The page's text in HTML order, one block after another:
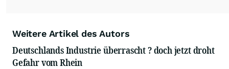
Weitere Artikel des Autors
Deutschlands Industrie überrascht ? doch jetzt droht
Gefahr vom Rhein